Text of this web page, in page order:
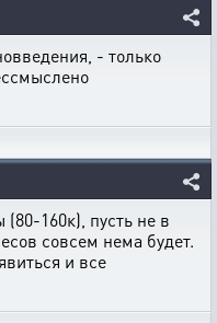
- только
160к), пусть не в
совсем нема будет.
и все